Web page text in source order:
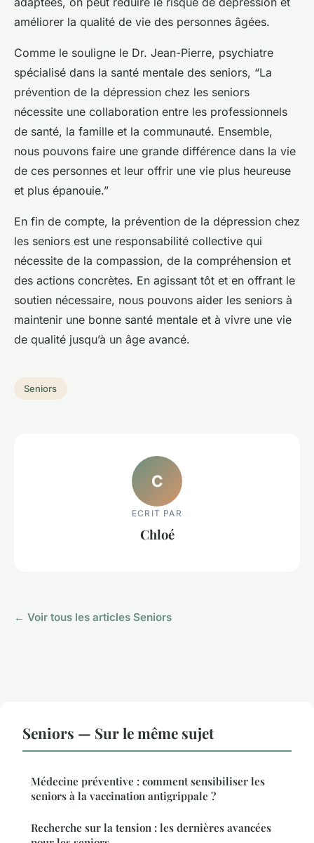
améliorer la qualité de vie des personnes âgées.
Comme le souligne le Dr. Jean-Pierre, psychiatre
spécialisé dans la santé mentale des seniors, “La
prévention de la dépression chez les seniors
nécessite une collaboration entre les professionnels
de santé, la famille et la communauté. Ensemble,
nous pouvons faire une grande différence dans la vie
de ces personnes et leur offrir une vie plus heureuse
et plus épanouie.”
En fin de compte, la prévention de la dépression chez
les seniors est une responsabilité collective qui
nécessite de la compassion, de la compréhension et
des actions concrètes. En agissant tôt et en offrant le
soutien nécessaire, nous pouvons aider les seniors à
maintenir une bonne santé mentale et à vivre une vie
de qualité jusqu’à un âge avancé.
Seniors
C
ECRIT PAR
Chloé
← Voir tous les articles Seniors
Seniors — Sur le même sujet
Médecine préventive : comment sensibiliser les
seniors à la vaccination antigrippale ?
Recherche sur la tension : les dernières avancées